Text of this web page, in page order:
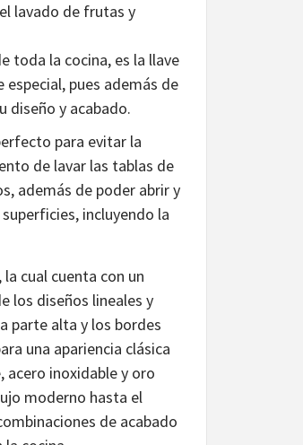
lavado de frutas y
toda la cocina, es la llave
pues además de
diseño y acabado.
para evitar la
de lavar las tablas de
además de poder abrir y
incluyendo la
cual cuenta con un
los diseños lineales y
parte alta y los bordes
una apariencia clásica
inoxidable y oro
moderno hasta el
de acabado